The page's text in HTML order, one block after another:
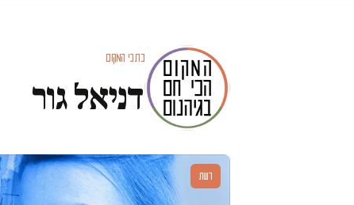
כתבי המקום
דניאל גור
דעות